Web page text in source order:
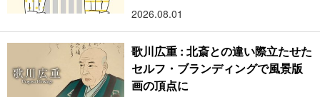
2026.08.01
歌川広重 : 北斎との違い際立たせた
セルフ・ブランディングで風景版
画の頂点に